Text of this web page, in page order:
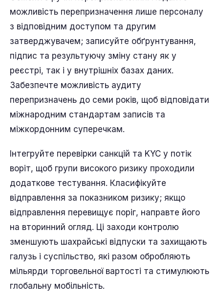
можливість перепризначення лише персоналу
з відповідним доступом та другим
затверджувачем; записуйте обґрунтування,
підпис та результуючу зміну стану як у
реєстрі, так і у внутрішніх базах даних.
Забезпечте можливість аудиту
перепризначень до семи років, щоб відповідати
міжнародним стандартам записів та
міжкордонним суперечкам.
Інтегруйте перевірки санкцій та KYC у потік
воріт, щоб групи високого ризику проходили
додаткове тестування. Класифікуйте
відправлення за показником ризику; якщо
відправлення перевищує поріг, направте його
на вторинний огляд. Ці заходи контролю
зменшують шахрайські відпуски та захищають
галузь і суспільство, які разом обробляють
мільярди торговельної вартості та стимулюють
глобальну мобільність.